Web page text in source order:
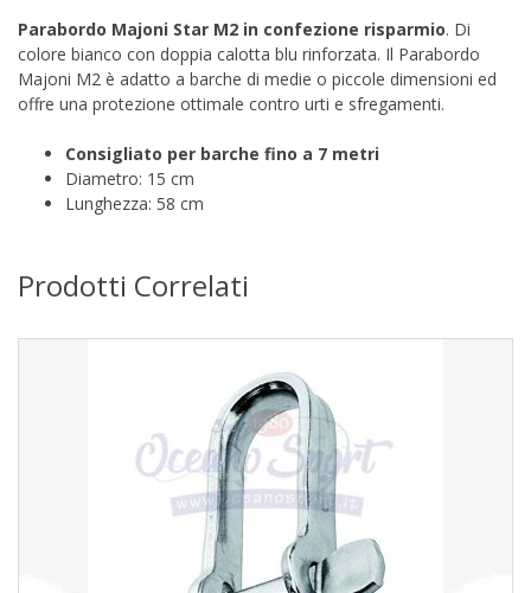
Parabordo Majoni Star M2 in confezione risparmio. Di
colore bianco con doppia calotta blu rinforzata. Il Parabordo
Majoni M2 è adatto a barche di medie o piccole dimensioni ed
offre una protezione ottimale contro urti e sfregamenti.
Consigliato per barche fino a 7 metri
Diametro: 15 cm
Lunghezza: 58 cm
Prodotti Correlati